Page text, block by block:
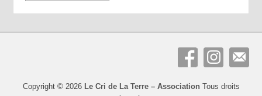
Copyright © 2026 Le Cri de La Terre – Association Tous droits